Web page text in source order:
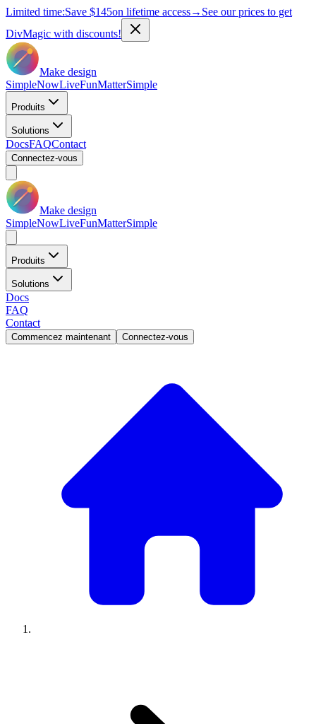
Limited time:Save $145on lifetime access→ See our prices to get
DivMagic with discounts!
Make design
SimpleNowLiveFunMatterSimple
Produits
Solutions
DocsFAQContact
Connectez-vous
Make design
SimpleNowLiveFunMatterSimple
Produits
Solutions
Docs
FAQ
Contact
Commencez maintenant Connectez-vous